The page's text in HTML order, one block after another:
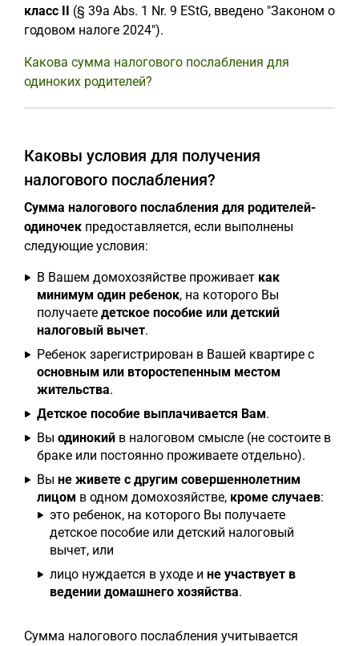
класс II (§ 39a Abs. 1 Nr. 9 EStG, введено "Законом о
годовом налоге 2024").
Какова сумма налогового послабления для
одиноких родителей?
Каковы условия для получения
налогового послабления?
Сумма налогового послабления для родителей-
одиночек предоставляется, если выполнены
следующие условия:
В Вашем домохозяйстве проживает как
минимум один ребенок, на которого Вы
получаете детское пособие или детский
налоговый вычет.
Ребенок зарегистрирован в Вашей квартире с
основным или второстепенным местом
жительства.
Детское пособие выплачивается Вам.
Вы одинокий в налоговом смысле (не состоите в
браке или постоянно проживаете отдельно).
Вы не живете с другим совершеннолетним
лицом в одном домохозяйстве, кроме случаев:
это ребенок, на которого Вы получаете
детское пособие или детский налоговый
вычет, или
лицо нуждается в уходе и не участвует в
ведении домашнего хозяйства.
Сумма налогового послабления учитывается